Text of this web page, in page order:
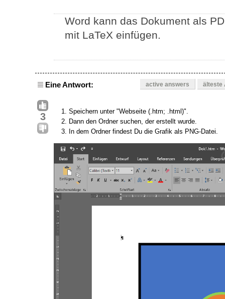
Word kann das Dokument als
mit LaTeX einfügen.
Eine Antwort: active answers älteste
3
Speichern unter "Webseite (.htm; .html)".
Dann den Ordner suchen, der erstellt wurde.
In dem Ordner findest Du die Grafik als PNG-Datei.